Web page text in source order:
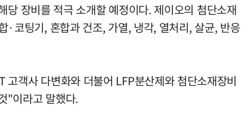
장비를 적극 소개할 예정이다. 제이오의 첨단소재
코팅기, 혼합과 건조, 가열, 냉각, 열처리, 살균, 반응
객사 다변화와 더불어 LFP분산제와 첨단소재장비
"이라고 말했다.